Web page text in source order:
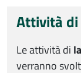
Attività
Le attività di
verranno